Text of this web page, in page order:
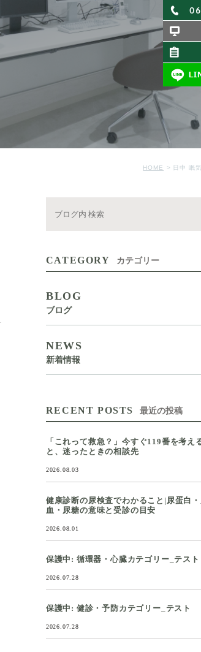
HOME 日中 眠
CATEGORY カテゴリー
BLOG
ブログ
NEWS
新着情報
RECENT POSTS 最近の投稿
「これって救急？」今すぐ119番を考え
と、迷ったときの相談先
2026.08.03
健康診断の尿検査でわかること|尿蛋白
血・尿糖の意味と受診の目安
2026.08.01
保護中: 循環器・心臓カテゴリー_テスト
2026.07.28
保護中: 健診・予防カテゴリー_テスト
2026.07.28